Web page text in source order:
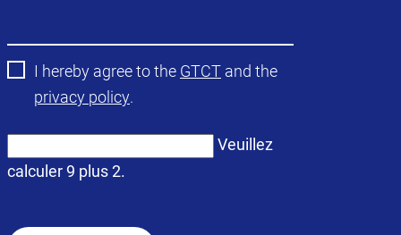
I hereby agree to the GTCT and the
privacy policy.
Veuillez
calculer 9 plus 2.